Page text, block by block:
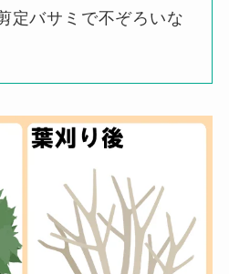
定バサミで不ぞろいな